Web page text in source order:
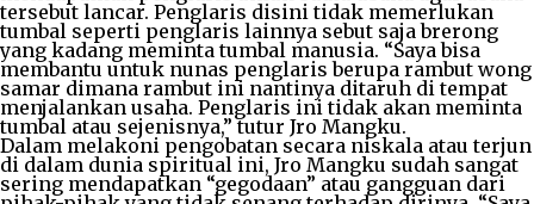
tersebut lancar. Penglaris disini tidak memerlukan
tumbal seperti penglaris lainnya sebut saja brerong
yang kadang meminta tumbal manusia. “Saya bisa
membantu untuk nunas penglaris berupa rambut wong
samar dimana rambut ini nantinya ditaruh di tempat
menjalankan usaha. Penglaris ini tidak akan meminta
tumbal atau sejenisnya,” tutur Jro Mangku.
Dalam melakoni pengobatan secara niskala atau terjun
di dalam dunia spiritual ini, Jro Mangku sudah sangat
sering mendapatkan “gegodaan” atau gangguan dari